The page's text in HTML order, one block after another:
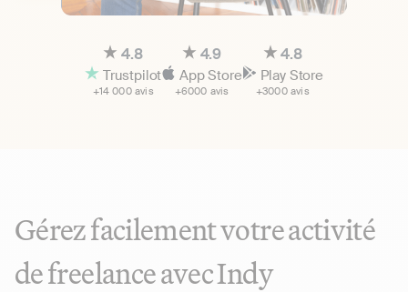
4.8
Trustpilot
+14 000 avis
4.9
App Store
+6000 avis
4.8
Play Store
+3000 avis
Gérez facilement votre activité
de freelance avec Indy